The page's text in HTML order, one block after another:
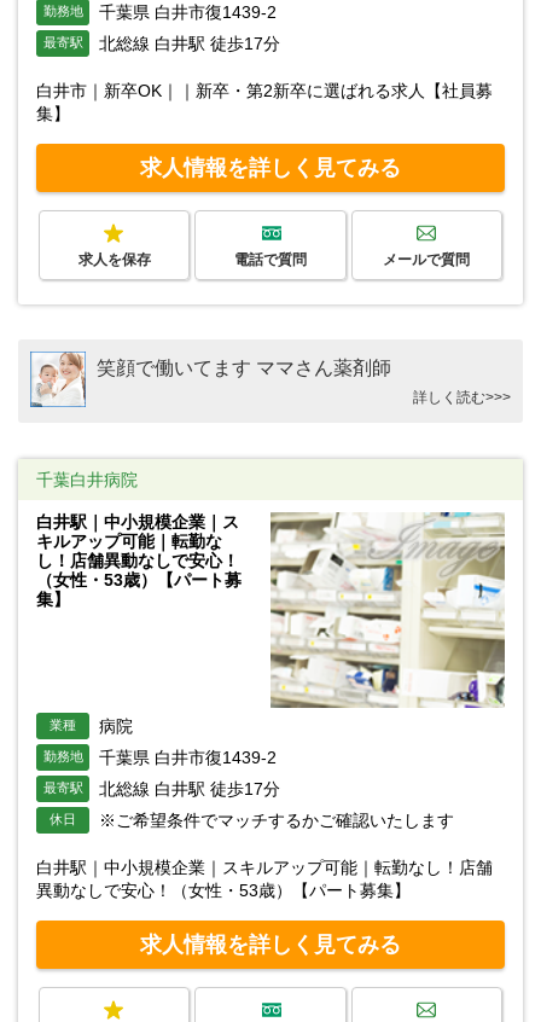
勤務地 千葉県 白井市復1439-2
最寄駅 北総線 白井駅 徒歩17分
白井市｜新卒OK｜｜新卒・第2新卒に選ばれる求人【社員募
集】
求人情報を詳しく見てみる
求人を保存 電話で質問 メールで質問
笑顔で働いてます ママさん薬剤師
詳しく読む>>>
千葉白井病院
白井駅｜中小規模企業｜ス
キルアップ可能｜転勤な
し！店舗異動なしで安心！
（女性・53歳）【パート募
集】
業種 病院
勤務地 千葉県 白井市復1439-2
最寄駅 北総線 白井駅 徒歩17分
休日 ※ご希望条件でマッチするかご確認いたします
白井駅｜中小規模企業｜スキルアップ可能｜転勤なし！店舗
異動なしで安心！（女性・53歳）【パート募集】
求人情報を詳しく見てみる